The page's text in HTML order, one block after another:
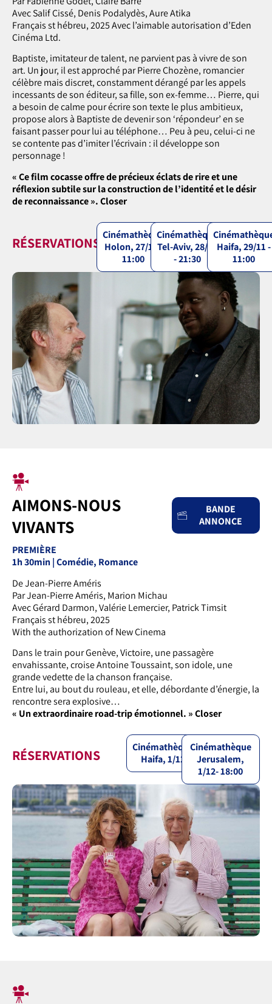
Avec Salif Cissé, Denis Podalydès, Aure Atika
Français st hébreu, 2025 Avec l’aimable autorisation d’Eden
Cinéma Ltd.
Baptiste, imitateur de talent, ne parvient pas à vivre de son
art. Un jour, il est approché par Pierre Chozène, romancier
célèbre mais discret, constamment dérangé par les appels
incessants de son éditeur, sa fille, son ex-femme… Pierre, qui
a besoin de calme pour écrire son texte le plus ambitieux,
propose alors à Baptiste de devenir son ‘répondeur’ en se
faisant passer pour lui au téléphone… Peu à peu, celui-ci ne
se contente pas d’imiter l’écrivain : il développe son
personnage !
« Ce film cocasse offre de précieux éclats de rire et une
réflexion subtile sur la construction de l’identité et le désir
de reconnaissance ». Closer
RÉSERVATIONS Cinémathèque
Holon, 27/11 -
11:00
Cinémathèque
Tel-Aviv, 28/11
- 21:30
Haifa, 29/11 -
11:00
AIMONS-NOUS
VIVANTS
BANDE
ANNONCE
PREMIÈRE
1h 30min | Comédie, Romance
De Jean-Pierre Améris
Par Jean-Pierre Améris, Marion Michau
Avec Gérard Darmon, Valérie Lemercier, Patrick Timsit
Français st hébreu, 2025
With the authorization of New Cinema
Dans le train pour Genève, Victoire, une passagère
envahissante, croise Antoine Toussaint, son idole, une
grande vedette de la chanson française.
Entre lui, au bout du rouleau, et elle, débordante d’énergie, la
rencontre sera explosive…
« Un extraordinaire road-trip émotionnel. » Closer
RÉSERVATIONS
Cinémathèque
Haifa, 1/12
Cinémathèque
Jerusalem,
1/12- 18:00